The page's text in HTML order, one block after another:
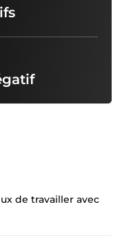
de travailler avec